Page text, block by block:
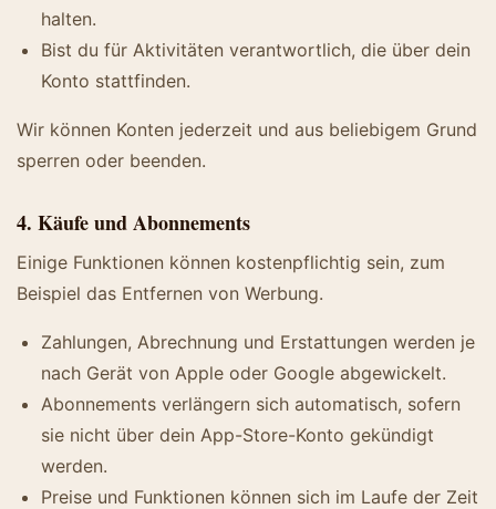
halten.
Bist du für Aktivitäten verantwortlich, die über dein
Konto stattfinden.
Wir können Konten jederzeit und aus beliebigem Grund
sperren oder beenden.
4. Käufe und Abonnements
Einige Funktionen können kostenpflichtig sein, zum
Beispiel das Entfernen von Werbung.
Zahlungen, Abrechnung und Erstattungen werden je
nach Gerät von Apple oder Google abgewickelt.
Abonnements verlängern sich automatisch, sofern
sie nicht über dein App-Store-Konto gekündigt
werden.
Preise und Funktionen können sich im Laufe der Zeit